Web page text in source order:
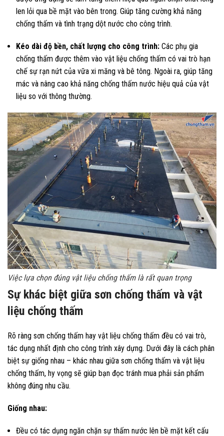
len lỏi qua bề mặt vào bên trong. Giúp tăng cường khả năng
chống thấm và tình trạng dột nước cho công trình.
Kéo dài độ bền, chất lượng cho công trình: Các phụ gia
chống thấm được thêm vào vật liệu chống thấm có vai trò hạn
chế sự rạn nứt của vữa xi măng và bê tông. Ngoài ra, giúp tăng
mác và nâng cao khả năng chống thấm nước hiệu quả của vật
liệu so với thông thường.
Việc lựa chọn đúng vật liệu chống thấm là rất quan trọng
Sự khác biệt giữa sơn chống thấm và vật
liệu chống thấm
Rõ ràng sơn chống thấm hay vật liệu chống thấm đều có vai trò,
tác dụng nhất định cho công trình xây dựng. Dưới đây là cách phân
biệt sự giống nhau – khác nhau giữa sơn chống thấm và vật liệu
chống thấm, hy vọng sẽ giúp bạn đọc tránh mua phải sản phẩm
không đúng nhu cầu.
Giống nhau:
Đều có tác dụng ngăn chặn sự thấm nước lên bề mặt kết cấu